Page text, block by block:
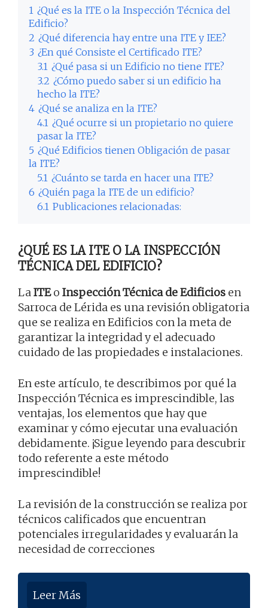
1 ¿Qué es la ITE o la Inspección Técnica del
Edificio?
2 ¿Qué diferencia hay entre una ITE y IEE?
3 ¿En qué Consiste el Certificado ITE?
3.1 ¿Qué pasa si un Edificio no tiene ITE?
3.2 ¿Cómo puedo saber si un edificio ha
hecho la ITE?
4 ¿Qué se analiza en la ITE?
4.1 ¿Qué ocurre si un propietario no quiere
pasar la ITE?
5 ¿Qué Edificios tienen Obligación de pasar
la ITE?
5.1 ¿Cuánto se tarda en hacer una ITE?
6 ¿Quién paga la ITE de un edificio?
6.1 Publicaciones relacionadas:
¿QUÉ ES LA ITE O LA INSPECCIÓN
TÉCNICA DEL EDIFICIO?
LaITEo Inspección Técnica de Edificios en
Sarroca de Lérida es una revisión obligatoria
que se realiza en Edificios con la meta de
garantizar la integridad y el adecuado
cuidado de las propiedades e instalaciones.
En este artículo, te describimos por qué la
Inspección Técnica es imprescindible, las
ventajas, los elementos que hay que
examinar y cómo ejecutar una evaluación
debidamente. ¡Sigue leyendo para descubrir
todo referente a este método
imprescindible!
La revisión de la construcción se realiza por
técnicos calificados que encuentran
potenciales irregularidades y evaluarán la
necesidad de correcciones
Leer Más